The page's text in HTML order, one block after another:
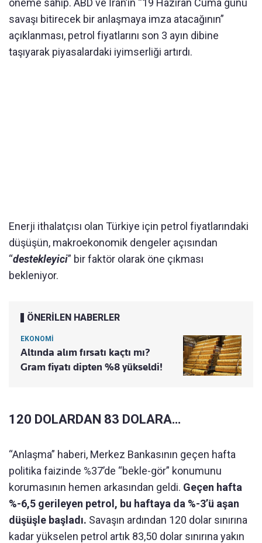
öneme sahip. ABD ve İran’ın “19 Haziran Cuma günü
savaşı bitirecek bir anlaşmaya imza atacağının”
açıklanması, petrol fiyatlarını son 3 ayın dibine
taşıyarak piyasalardaki iyimserliği artırdı.
Enerji ithalatçısı olan Türkiye için petrol fiyatlarındaki
düşüşün, makroekonomik dengeler açısından
“destekleyici” bir faktör olarak öne çıkması
bekleniyor.
ÖNERİLEN HABERLER
EKONOMİ
Altında alım fırsatı kaçtı mı?
Gram fiyatı dipten %8 yükseldi!
120 DOLARDAN 83 DOLARA…
“Anlaşma” haberi, Merkez Bankasının geçen hafta
politika faizinde %37’de “bekle-gör” konumunu
korumasının hemen arkasından geldi. Geçen hafta
%-6,5 gerileyen petrol, bu haftaya da %-3’ü aşan
düşüşle başladı. Savaşın ardından 120 dolar sınırına
kadar yükselen petrol artık 83,50 dolar sınırına yakın